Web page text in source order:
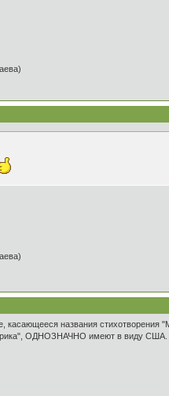
касающееся названия стихотворения
ОДНОЗНАЧНО имеют в виду США.